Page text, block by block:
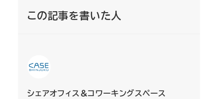
この記事を書いた人
シェアオフィス＆コワーキングスペース